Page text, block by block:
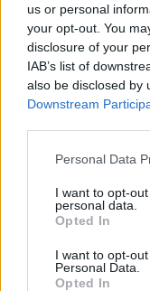
us or personal
your opt-out. You
disclosure of your
IAB’s list of
also be disclosed by
Downstream
Personal Data
I want to opt-
personal data.
Opted In
I want to opt-
Personal Data.
Opted In
Schnelle
Leicht
Mittel
Leicht
Kürbis-
Mittel